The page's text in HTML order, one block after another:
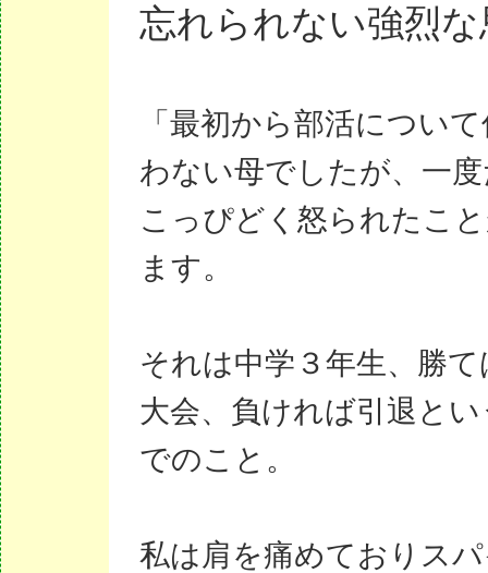
忘れられない強烈
「最初から部活につい
わない母でしたが、一
こっぴどく怒られたこ
ます。
それは中学３年生、勝て
大会、負ければ引退と
でのこと。
私は肩を痛めておりス